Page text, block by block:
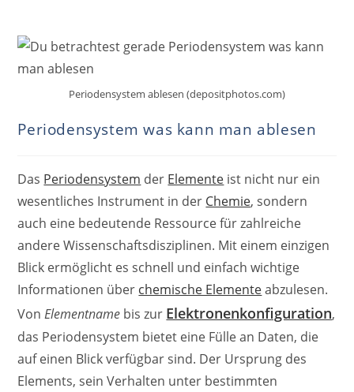
Periodensystem ablesen (depositphotos.com)
Periodensystem was kann man ablesen
Das Periodensystem der Elemente ist nicht nur ein
wesentliches Instrument in der Chemie, sondern
auch eine bedeutende Ressource für zahlreiche
andere Wissenschaftsdisziplinen. Mit einem einzigen
Blick ermöglicht es schnell und einfach wichtige
Informationen über chemische Elementeabzulesen.
VonElementname bis zur Elektronenkonfiguration,
das Periodensystem bietet eine Fülle an Daten, die
auf einen Blick verfügbar sind. Der Ursprung des
Elements, sein Verhalten unter bestimmten